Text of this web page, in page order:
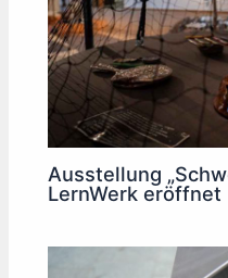
Ausstellung
LernWerk eröffnet